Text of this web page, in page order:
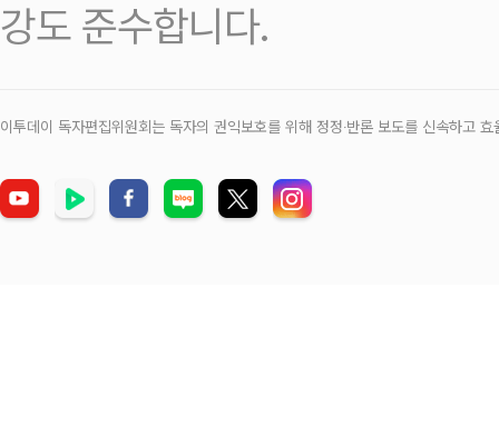
강도 준수합니다.
이투데이 독자편집위원회는 독자의 권익보호를 위해 정정‧반론 보도를 신속하고